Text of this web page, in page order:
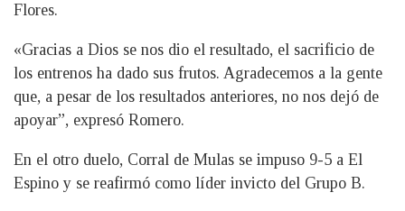
Flores.
«Gracias a Dios se nos dio el resultado, el sacrificio de
los entrenos ha dado sus frutos. Agradecemos a la gente
que, a pesar de los resultados anteriores, no nos dejó de
apoyar”, expresó Romero.
En el otro duelo, Corral de Mulas se impuso 9-5 a El
Espino y se reafirmó como líder invicto del Grupo B.